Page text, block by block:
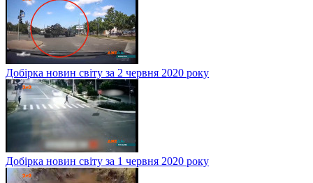
Добірка новин світу за 2 червня 2020 року
Добірка новин світу за 1 червня 2020 року